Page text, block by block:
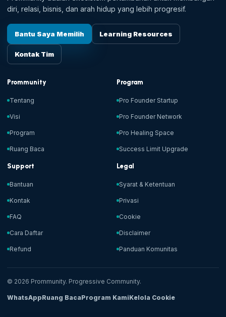
diri, relasi, bisnis, dan arah hidup yang lebih progresif.
Bantu Saya Memilih Learning Resources
Kontak Tim
Prommunity
Tentang
Visi
Program
Ruang Baca
Program
Pro Founder Startup
Pro Founder Network
Pro Healing Space
Success Limit Upgrade
Support
Bantuan
Kontak
FAQ
Cara Daftar
Refund
Legal
Syarat & Ketentuan
Privasi
Cookie
Disclaimer
Panduan Komunitas
© 2026 Prommunity. Progressive Community.
WhatsAppRuang BacaProgram KamiKelola Cookie